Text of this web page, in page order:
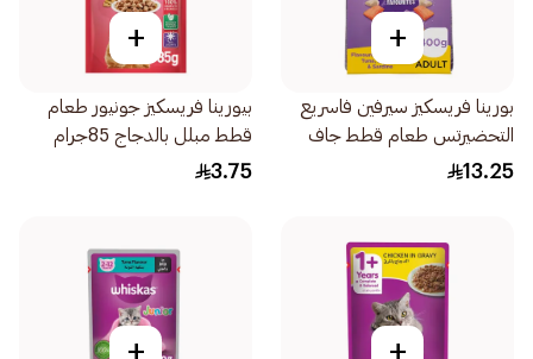
+
بورينا فريسكيز سيرفين فاسريع
التحضيرتس طعام قطط جاف
400جرام
13.25
+
بيورينا فريسكيز جونيور طعام
قطط مبلل بالدجاج 85جرام
3.75
+
+